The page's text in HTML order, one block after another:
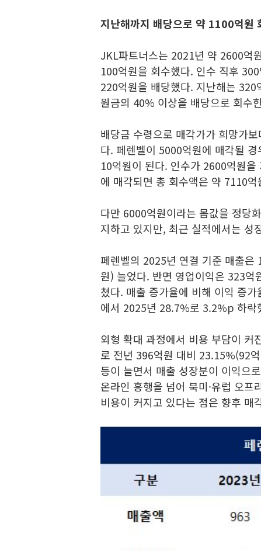
지난해까지 배당으로 약 1100억원
JKL파트너스는 2021년 약 2600억
100억원을 회수했다. 인수 직후
220억원을 배당했다. 지난해는
원금의 40% 이상을 배당으로 회수
배당금 수령으로 매각가가 희망가
다. 페렌벨이 5000억원에 매각될
10억원이 된다. 인수가 2600억원
에 매각되면 총 회수액은 약 7110
다만 6000억원이라는 몸값을 정당
지하고 있지만, 최근 실적에서는 성
페렌벨의 2025년 연결 기준 매출
원) 늘었다. 반면 영업이익은 323
쳤다. 매출 증가율에 비해 이익 증
에서 2025년 28.7%로 3.2%p 하락
외형 확대 과정에서 비용 부담이
로 전년 396억원 대비 23.15%(92
등이 늘면서 매출 성장분이 이익으
온라인 흥행을 넘어 북미·유럽 오
비용이 커지고 있다는 점은 향후 매